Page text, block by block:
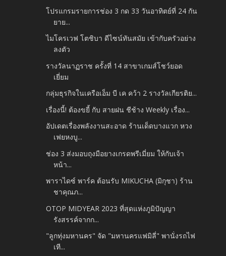
โปรแกรมรายการช่อง 3 กด 33 วันอาทิตย์ที่ 24 กัน
ยาย...
ไมโครเวฟ โตชิบา ดีไซน์ทันสมัย เข้ากับครัวอย่าง
ลงตัว
รางวัลนาฏราช ครั้งที่ 14 สาขาเกมส์โชว์ยอด
เยี่ยม
กลุ่มธุรกิจในเครือเอ็ม บี เค คว้า 2 รางวัลเกียรติย...
เรื่องนี้! ต้องขยี้ กับ สายฝน ชีช้าง Weekly เรื่อง...
อัปเดตเรื่องพลังงานสะอาด ร้านเด็ดบางแวก หวง
เฟยหงบู...
ช่อง 3 ส่งมอบถุงมือยางเกรดพรีเมี่ยม ให้กับเจ้า
หน้า...
พาราไดซ์ พาร์ค ต้อนรับ MIKUCHA (มิกุชา) ร้าน
ชาคุณภ...
OTOP MIDYEAR 2023 ที่สุดแห่งภูมิปัญญา
รังสรรค์จากก...
"ลูกทุ่งมหานคร" จัด​ "มหานครแฟมิลี่" พานั่งรถไฟ
เที...